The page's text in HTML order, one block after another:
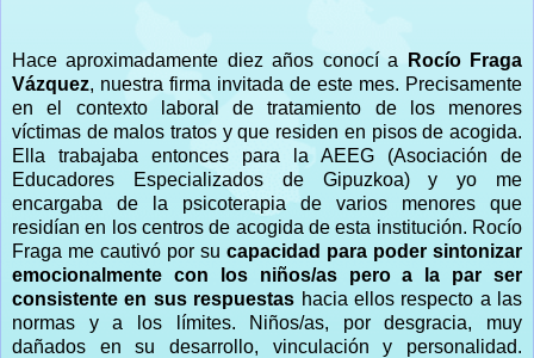
Hace aproximadamente diez años conocí a
Rocío Fraga
Vázquez, nuestra firma invitada de este mes. Precisamente
en el contexto laboral de tratamiento de los menores
víctimas de malos tratos y que residen en pisos de acogida.
Ella trabajaba entonces para la AEEG (Asociación de
Educadores Especializados de Gipuzkoa) y yo me
encargaba de la psicoterapia de varios menores que
residían en los centros de acogida de esta institución. Rocío
Fraga me cautivó por su capacidad para poder sintonizar
emocionalmente con los niños/as
pero a la par ser
consistente en sus respuestas hacia ellos respecto a las
normas y a los límites. Niños/as, por desgracia, muy
dañados en su desarrollo, vinculación y personalidad.